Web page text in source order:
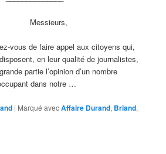
Messieurs,
de faire appel aux citoyens qui,
en leur qualité de journalistes,
partie l’opinion d’un nombre
dans notre …
| Marqué avecAffaire Durand, Briand,